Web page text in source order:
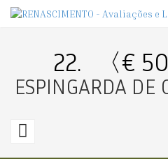
22. 〈€
ESPINGARDA DE
〈€